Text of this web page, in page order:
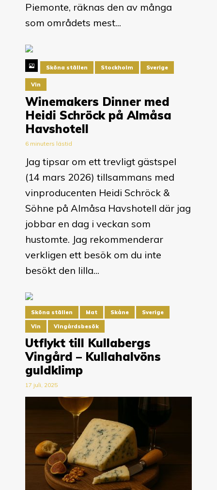
Piemonte, räknas den av många
som områdets mest...
Sköna ställen Stockholm Sverige
Vin
Winemakers Dinner med
Heidi Schröck på Almåsa
Havshotell
6 minuters lästid
Jag tipsar om ett trevligt gästspel
(14 mars 2026) tillsammans med
vinproducenten Heidi Schröck &
Söhne på Almåsa Havshotell där jag
jobbar en dag i veckan som
hustomte. Jag rekommenderar
verkligen ett besök om du inte
besökt den lilla...
Sköna ställen Mat Skåne Sverige
Vin Vingårdsbesök
Utflykt till Kullabergs
Vingård – Kullahalvöns
guldklimp
17 juli, 2025